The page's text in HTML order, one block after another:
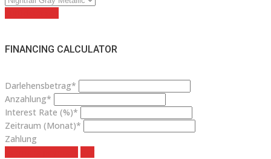
FINANCING CALCULATOR
Darlehensbetrag*
Anzahlung*
Interest Rate (%)*
Zeitraum (Monat)*
Zahlung